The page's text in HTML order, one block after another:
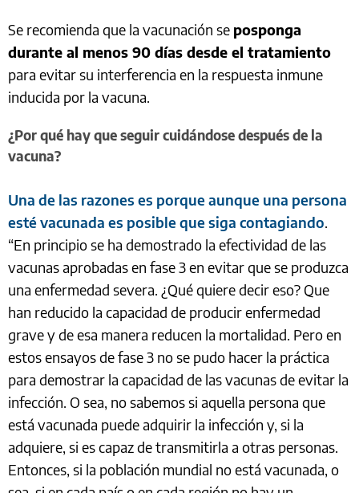
Se recomienda que la vacunación se posponga
durante al menos 90 días desde el tratamiento
para evitar su interferencia en la respuesta inmune
inducida por la vacuna.
¿Por qué hay que seguir cuidándose después de la
vacuna?
Una de las razones es porque aunque una persona
esté vacunada es posible que siga contagiando.
“En principio se ha demostrado la efectividad de las
vacunas aprobadas en fase 3 en evitar que se produzca
una enfermedad severa. ¿Qué quiere decir eso? Que
han reducido la capacidad de producir enfermedad
grave y de esa manera reducen la mortalidad. Pero en
estos ensayos de fase 3 no se pudo hacer la práctica
para demostrar la capacidad de las vacunas de evitar la
infección. O sea, no sabemos si aquella persona que
está vacunada puede adquirir la infección y, si la
adquiere, si es capaz de transmitirla a otras personas.
Entonces, si la población mundial no está vacunada, o